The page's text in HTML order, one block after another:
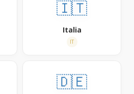
🇮🇹
Italia
IT
🇩🇪